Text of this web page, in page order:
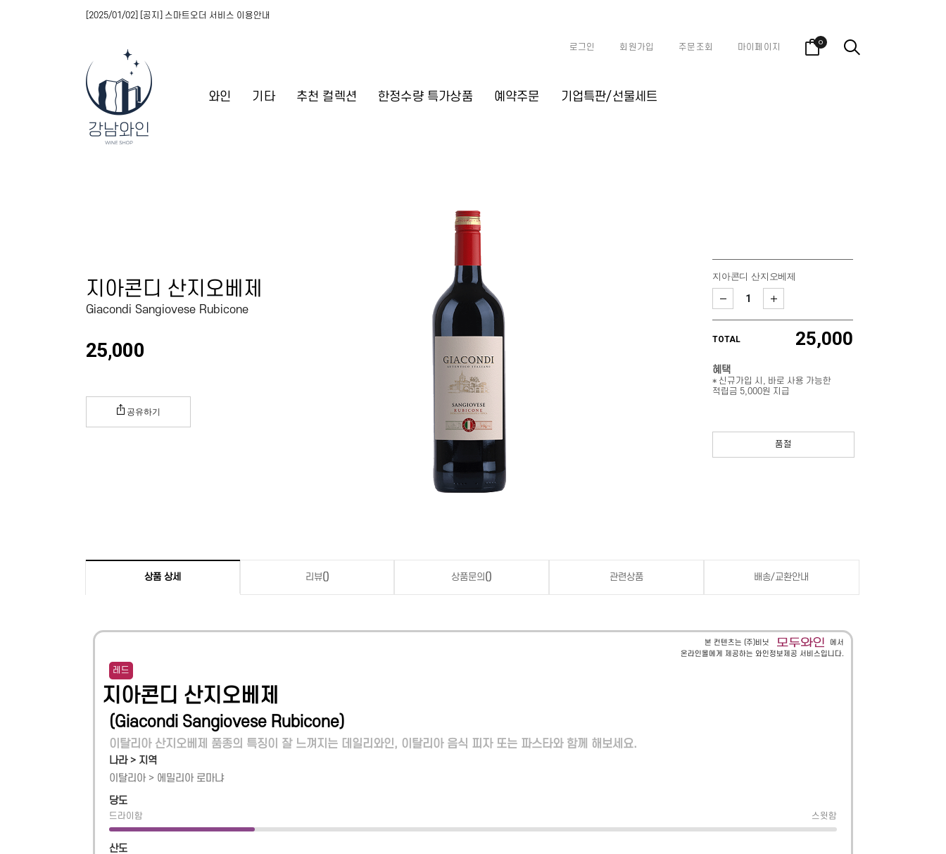
와인 기타 추천 컬렉션 한정수량 특가상품 예약주문 기업특판/선물세트
[2025/01/02] [공지] 스마트오더 서비스 이용안내
로그인 회원가입 주문조회 마이페이지 0
지아콘디 산지오베제
Giacondi Sangiovese Rubicone
25,000
공유하기
지아콘디 산지오베제
TOTAL 25,000
혜택
* 신규가입 시, 바로 사용 가능한
적립금 5,000원 지급
품절
상품 상세 리뷰() 상품문의 () 관련상품 배송/교환안내
본 컨텐츠는 (주)비닛
에서
온라인몰에게 제공하는 와인정보제공 서비스입니다.
레드
지아콘디 산지오베제
(Giacondi Sangiovese Rubicone)
이탈리아 산지오베제 품종의 특징이 잘 느껴지는 데일리와인, 이탈리아 음식 피자 또는 파스타와 함께 해보세요.
나라 > 지역
이탈리아 > 에밀리아 로마냐
당도
드라이함 스윗함
산도